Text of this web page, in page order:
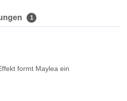
1
formt Maylea ein